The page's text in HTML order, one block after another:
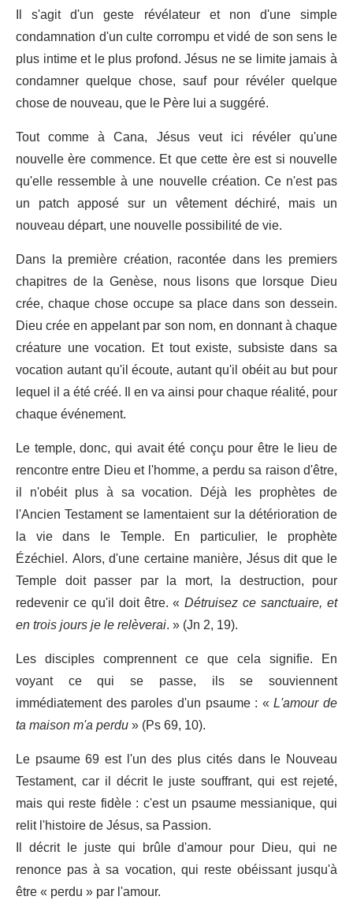
Il s'agit d'un geste révélateur et non d'une simple
condamnation d'un culte corrompu et vidé de son sens le
plus intime et le plus profond. Jésus ne se limite jamais à
condamner quelque chose, sauf pour révéler quelque
chose de nouveau, que le Père lui a suggéré.
Tout comme à Cana, Jésus veut ici révéler qu'une
nouvelle ère commence. Et que cette ère est si nouvelle
qu'elle ressemble à une nouvelle création. Ce n'est pas
un patch apposé sur un vêtement déchiré, mais un
nouveau départ, une nouvelle possibilité de vie.
Dans la première création, racontée dans les premiers
chapitres de la Genèse, nous lisons que lorsque Dieu
crée, chaque chose occupe sa place dans son dessein.
Dieu crée en appelant par son nom, en donnant à chaque
créature une vocation. Et tout existe, subsiste dans sa
vocation autant qu'il écoute, autant qu'il obéit au but pour
lequel il a été créé. Il en va ainsi pour chaque réalité, pour
chaque événement.
Le temple, donc, qui avait été conçu pour être le lieu de
rencontre entre Dieu et l'homme, a perdu sa raison d'être,
il n'obéit plus à sa vocation. Déjà les prophètes de
l'Ancien Testament se lamentaient sur la détérioration de
la vie dans le Temple. En particulier, le prophète
Ézéchiel. Alors, d'une certaine manière, Jésus dit que le
Temple doit passer par la mort, la destruction, pour
redevenir ce qu'il doit être. «Détruisez ce sanctuaire, et
en trois jours je le relèverai. » (Jn 2, 19).
Les disciples comprennent ce que cela signifie. En
voyant ce qui se passe, ils se souviennent
immédiatement des paroles d'un psaume : «L'amour de
ta maison m'a perdu» (Ps 69, 10).
Le psaume 69 est l'un des plus cités dans le Nouveau
Testament, car il décrit le juste souffrant, qui est rejeté,
mais qui reste fidèle : c'est un psaume messianique, qui
relit l'histoire de Jésus, sa Passion.
Il décrit le juste qui brûle d'amour pour Dieu, qui ne
renonce pas à sa vocation, qui reste obéissant jusqu'à
être « perdu » par l'amour.